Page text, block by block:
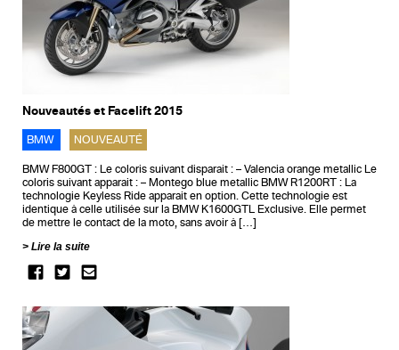
Nouveautés et Facelift 2015
BMW NOUVEAUTÉ
BMW F800GT : Le coloris suivant disparait : – Valencia orange metallic Le
coloris suivant apparait : – Montego blue metallic BMW R1200RT : La
technologie Keyless Ride apparait en option. Cette technologie est
identique à celle utilisée sur la BMW K1600GTL Exclusive. Elle permet
de mettre le contact de la moto, sans avoir à […]
Lire la suite